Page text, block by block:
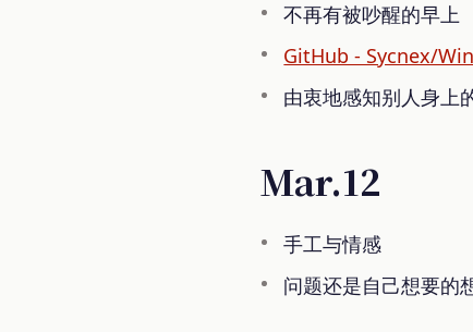
不再有被吵醒的早上
GitHub - Sycnex/
由衷地感知别人身上
Mar.12
手工与情感
问题还是自己想要的